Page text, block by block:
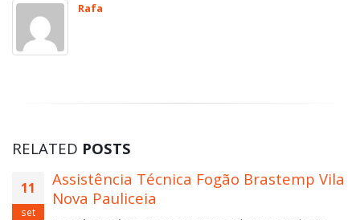
Rafa
RELATED POSTS
11
set
Assistência Técnica Fogão Brastemp Vila
Nova Pauliceia